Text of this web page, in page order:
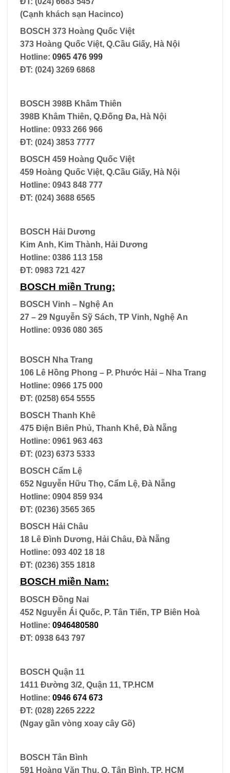
(Cạnh khách sạn Hacinco)
BOSCH 373 Hoàng Quốc Việt
373 Hoàng Quốc Việt, Q.Cầu Giấy, Hà Nội
Hotline: 0965 476 999
ĐT: (024) 3269 6868
BOSCH 398B Khâm Thiên
398B Khâm Thiên, Q.Đống Đa, Hà Nội
Hotline: 0933 266 966
ĐT: (024) 3853 7777
BOSCH 459 Hoàng Quốc Việt
459 Hoàng Quốc Việt, Q.Cầu Giấy, Hà Nội
Hotline: 0943 848 777
ĐT: (024) 3688 6565
BOSCH Hải Dương
Kim Anh, Kim Thành, Hải Dương
Hotline: 0386 113 158
ĐT: 0983 721 427
BOSCH miền Trung:
BOSCH Vinh – Nghệ An
27 – 29 Nguyễn Sỹ Sách, TP Vinh, Nghệ An
Hotline: 0936 080 365
BOSCH Nha Trang
106 Lê Hồng Phong – P. Phước Hải – Nha Trang
Hotline: 0966 175 000
ĐT: (0258) 654 5555
BOSCH Thanh Khê
475 Điện Biên Phủ, Thanh Khê, Đà Nẵng
Hotline: 0961 963 463
ĐT: (023) 6373 5333
BOSCH Cẩm Lệ
652 Nguyễn Hữu Thọ, Cẩm Lệ, Đà Nẵng
Hotline: 0904 859 934
ĐT: (0236) 3565 365‬
BOSCH Hải Châu
18 Lê Đình Dương, Hải Châu, Đà Nẵng
Hotline: 093 402 18 18
ĐT: (0236) 355 1818
BOSCH miền Nam:
BOSCH Đồng Nai
452 Nguyễn Ái Quốc, P. Tân Tiến, TP Biên Hoà
Hotline: 0946480580
ĐT: 0938 643 797
BOSCH Quận 11
1411 Đường 3/2, Quận 11, TP.HCM
Hotline: 0946 674 673
ĐT: (028) 2265 2222
(Ngay gần vòng xoay cây Gõ)
BOSCH Tân Bình
591 Hoàng Văn Thụ, Q. Tân Bình, TP. HCM